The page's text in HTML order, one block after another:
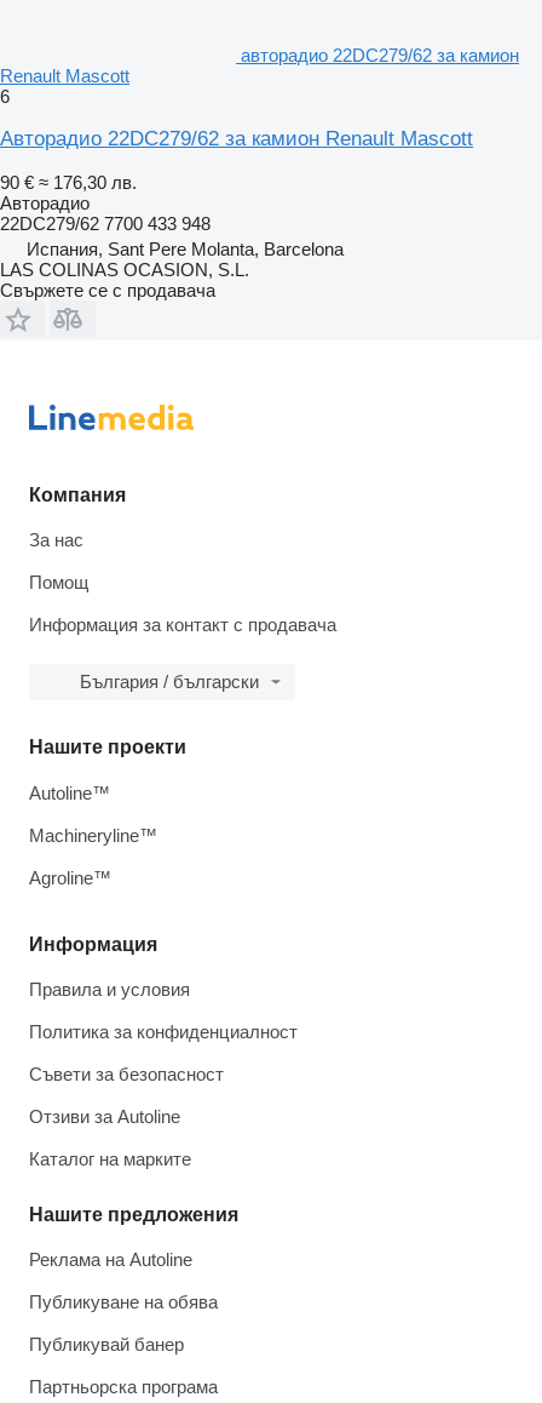
авторадио 22DC279/62 за камион
Renault Mascott
6
Авторадио 22DC279/62 за камион Renault Mascott
90 € ≈ 176,30 лв.
Авторадио
22DC279/62 7700 433 948
Испания, Sant Pere Molanta, Barcelona
LAS COLINAS OCASION, S.L.
Свържете се с продавача
Компания
За нас
Помощ
Информация за контакт с продавача
България / български
Информация
Правила и условия
Политика за конфиденциалност
Съвети за безопасност
Отзиви за Autoline
Каталог на марките
Нашите предложения
Реклама на Autoline
Публикуване на обява
Публикувай банер
Партньорска програма
Нашите проекти
Autoline™
Machineryline™
Agroline™